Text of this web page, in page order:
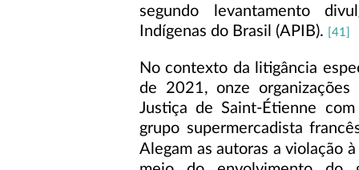
segundo levantamento
Indígenas do Brasil (APIB).
[41]
No contexto da litigância
de 2021, onze organizações
Justiça de Saint-Étienne
grupo supermercadista
Alegam as autoras a violação